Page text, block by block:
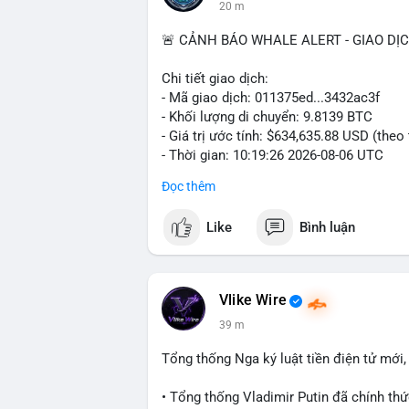
20 m
🚨 CẢNH BÁO WHALE ALERT - GIAO
Chi tiết giao dịch:
- Mã giao dịch: 011375ed...3432ac3f
- Khối lượng di chuyển: 9.8139 BTC
- Giá trị ước tính: $634,635.88 USD (theo
- Thời gian: 10:19:26 2026-08-06 UTC
Nhận định phân tích:
nhận. Khối lượng này ở mức trung
đáng kể. Hành vi chuyển tiền vào
sàn giao dịch, áp lực bán ngắn hạn có
tín hiệu tích lũy dài hạn được củng cố.
và phe bán đang giằng co. Tâm lý thị
Nhà đầu tư nhỏ lẻ nên theo dõi xác
Đọc thêm
Like Bình luận
Vlike Wire
39 m
Tổng thống Nga ký luật tiền điện tử
• Tổng thống Vladimir Putin đã chính